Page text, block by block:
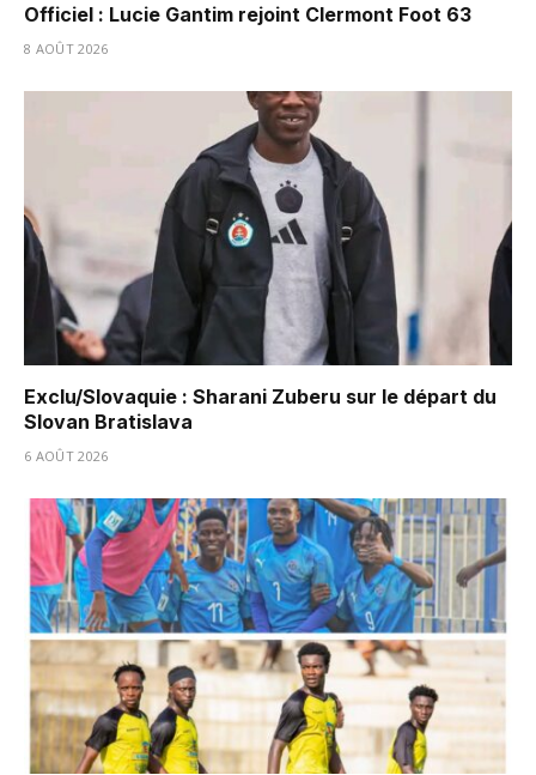
Officiel : Lucie Gantim rejoint Clermont Foot 63
8 AOÛT 2026
Exclu/Slovaquie : Sharani Zuberu sur le départ du
Slovan Bratislava
6 AOÛT 2026